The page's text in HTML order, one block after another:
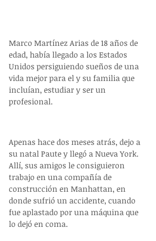
​Marco Martínez Arias de 18 años de
edad, había llegado a los Estados
Unidos persiguiendo sueños de una
vida mejor para el y su familia que
incluían, estudiar y ser un
profesional.
Apenas hace dos meses atrás, dejo a
su natal Paute y llegó a Nueva York.
Allí, sus amigos le consiguieron
trabajo en una compañía de
construcción en Manhattan, en
donde sufrió un accidente, cuando
fue aplastado por una máquina que
lo dejó en coma.